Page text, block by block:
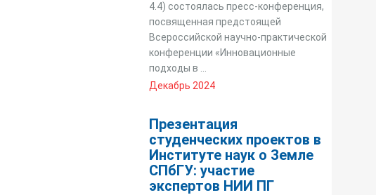
4.4) состоялась пресс-конференция,
посвященная предстоящей
Всероссийской научно-практической
конференции «Инновационные
подходы в ...
Декабрь 2024
Презентация
студенческих проектов в
Институте наук о Земле
СПбГУ: участие
экспертов НИИ ПГ